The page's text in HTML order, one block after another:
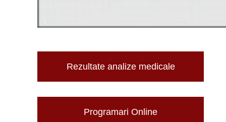
Rezultate analize medicale
Programari Online